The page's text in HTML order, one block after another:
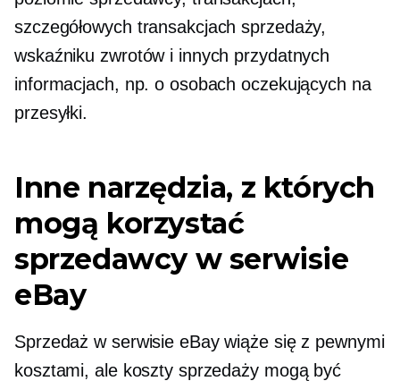
szczegółowych transakcjach sprzedaży,
wskaźniku zwrotów i innych przydatnych
informacjach, np. o osobach oczekujących na
przesyłki.
Inne narzędzia, z których
mogą korzystać
sprzedawcy w serwisie
eBay
Sprzedaż w serwisie eBay wiąże się z pewnymi
kosztami, ale koszty sprzedaży mogą być